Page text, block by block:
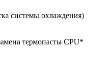
системы охлаждения)
термопасты CPU*